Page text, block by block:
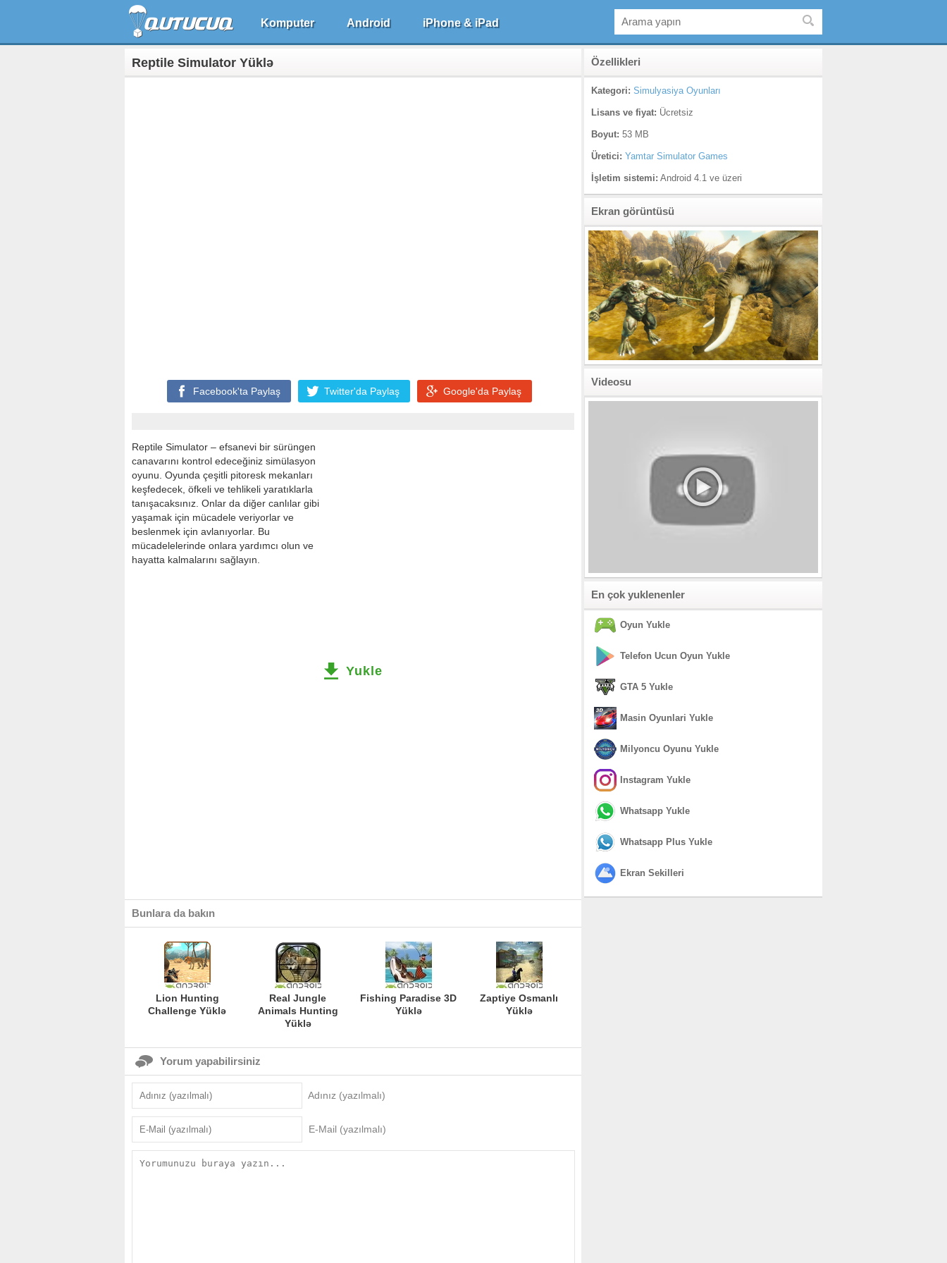
Komputer Android iPhone & iPad
Reptile Simulator Yüklə
Facebook'ta Paylaş Twitter'da Paylaş Google'da Paylaş
Reptile Simulator – efsanevi bir sürüngen
canavarını kontrol edeceğiniz simülasyon
oyunu. Oyunda çeşitli pitoresk mekanları
keşfedecek, öfkeli ve tehlikeli yaratıklarla
tanışacaksınız. Onlar da diğer canlılar gibi
yaşamak için mücadele veriyorlar ve
beslenmek için avlanıyorlar. Bu
mücadelelerinde onlara yardımcı olun ve
hayatta kalmalarını sağlayın.
Yukle
Bunlara da bakın
Lion Hunting
Challenge Yüklə
Real Jungle
Animals Hunting
Yüklə
Fishing Paradise 3D
Yüklə
Zaptiye Osmanlı
Yüklə
Yorum yapabilirsiniz
Adınız (yazılmalı)
E-Mail (yazılmalı)
Özellikleri
Kategori: Simulyasiya Oyunları
Lisans ve fiyat: Ücretsiz
Boyut: 53 MB
Üretici: Yamtar Simulator Games
İşletim sistemi: Android 4.1 ve üzeri
Ekran görüntüsü
Videosu
En çok yuklenenler
Oyun Yukle
Telefon Ucun Oyun Yukle
GTA 5 Yukle
Masin Oyunlari Yukle
Milyoncu Oyunu Yukle
Instagram Yukle
Whatsapp Yukle
Whatsapp Plus Yukle
Ekran Sekilleri